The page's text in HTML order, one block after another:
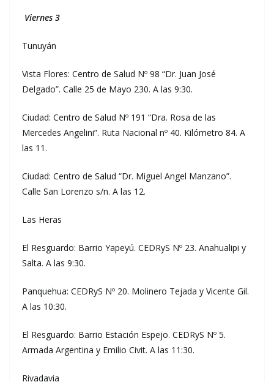
Viernes 3
Tunuyán
Vista Flores: Centro de Salud Nº 98 “Dr. Juan José
Delgado”. Calle 25 de Mayo 230. A las 9:30.
Ciudad: Centro de Salud Nº 191 “Dra. Rosa de las
Mercedes Angelini”. Ruta Nacional nº 40. Kilómetro 84. A
las 11.
Ciudad: Centro de Salud “Dr. Miguel Angel Manzano”.
Calle San Lorenzo s/n. A las 12.
Las Heras
El Resguardo: Barrio Yapeyú. CEDRyS Nº 23. Anahualipi y
Salta. A las 9:30.
Panquehua: CEDRyS Nº 20. Molinero Tejada y Vicente Gil.
A las 10:30.
El Resguardo: Barrio Estación Espejo. CEDRyS Nº 5.
Armada Argentina y Emilio Civit. A las 11:30.
Rivadavia